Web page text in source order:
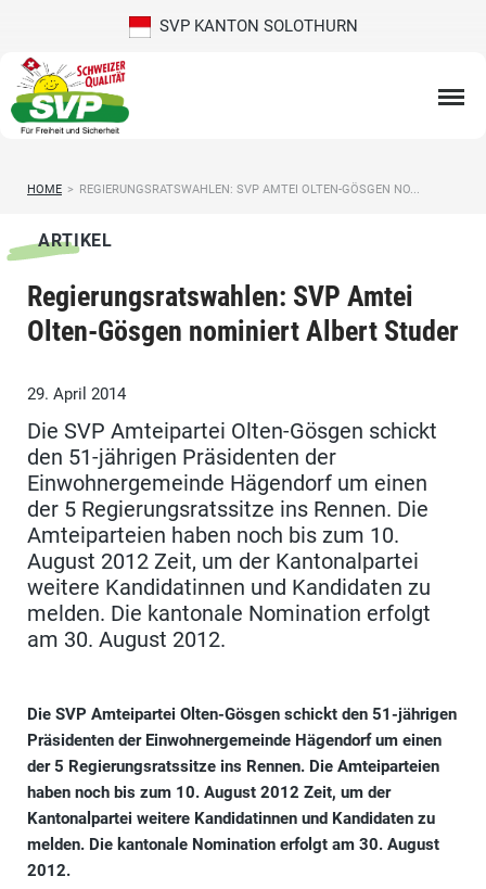
SVP KANTON SOLOTHURN
HOME > REGIERUNGSRATSWAHLEN: SVP AMTEI OLTEN-GÖSGEN NO...
ARTIKEL
Regierungsratswahlen: SVP Amtei
Olten-Gösgen nominiert Albert Studer
29. April 2014
Die SVP Amteipartei Olten-Gösgen schickt
den 51-jährigen Präsidenten der
Einwohnergemeinde Hägendorf um einen
der 5 Regierungsratssitze ins Rennen. Die
Amteiparteien haben noch bis zum 10.
August 2012 Zeit, um der Kantonalpartei
weitere Kandidatinnen und Kandidaten zu
melden. Die kantonale Nomination erfolgt
am 30. August 2012.
Die SVP Amteipartei Olten-Gösgen schickt den 51-jährigen
Präsidenten der Einwohnergemeinde Hägendorf um einen
der 5 Regierungsratssitze ins Rennen. Die Amteiparteien
haben noch bis zum 10. August 2012 Zeit, um der
Kantonalpartei weitere Kandidatinnen und Kandidaten zu
melden. Die kantonale Nomination erfolgt am 30. August
2012.